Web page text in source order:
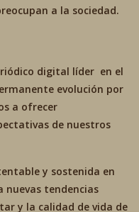
a la sociedad.
digital líder en el
evolución por
a ofrecer
de nuestros
y sostenida en
nuevas tendencias
y la calidad de vida de